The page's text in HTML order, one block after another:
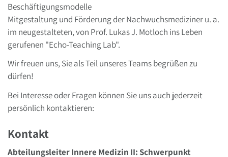
Beschäftigungsmodelle
Mitgestaltung und Förderung der Nachwuchsmediziner u. a.
im neugestalteten, von Prof. Lukas J. Motloch ins Leben
gerufenen "Echo-Teaching Lab".
Wir freuen uns, Sie als Teil unseres Teams begrüßen zu
dürfen!
Bei Interesse oder Fragen können Sie uns auch jederzeit
persönlich kontaktieren:
Kontakt
Abteilungsleiter Innere Medizin II: Schwerpunkt